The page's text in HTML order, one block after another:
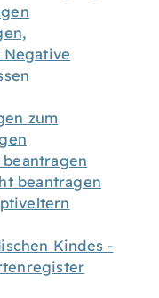
zum
beantragen
Kindes -